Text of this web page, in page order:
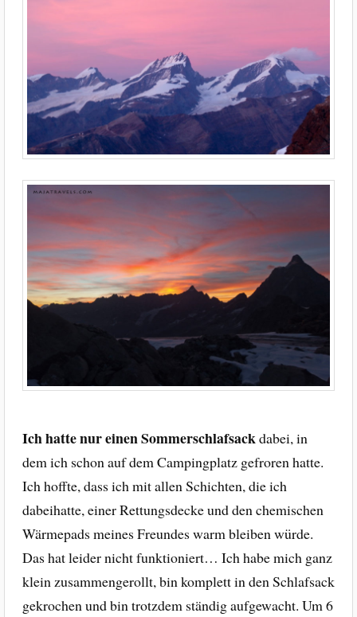
Ich hatte nur einen Sommerschlafsackdabei, in
dem ich schon auf dem Campingplatz gefroren hatte.
Ich hoffte, dass ich mit allen Schichten, die ich
dabeihatte, einer Rettungsdecke und den chemischen
Wärmepads meines Freundes warm bleiben würde.
Das hat leider nicht funktioniert… Ich habe mich ganz
klein zusammengerollt, bin komplett in den Schlafsack
gekrochen und bin trotzdem ständig aufgewacht. Um 6